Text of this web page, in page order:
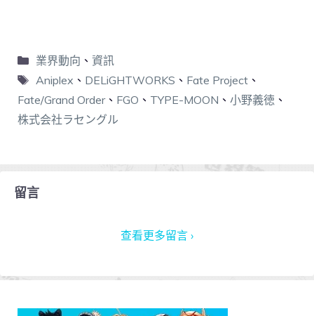
業界動向 、 資訊
Aniplex 、 DELiGHTWORKS 、 Fate Project、
Fate/Grand Order、 FGO 、 TYPE-MOON 、 小野義徳 、
株式会社ラセングル
留言
查看更多留言 ›